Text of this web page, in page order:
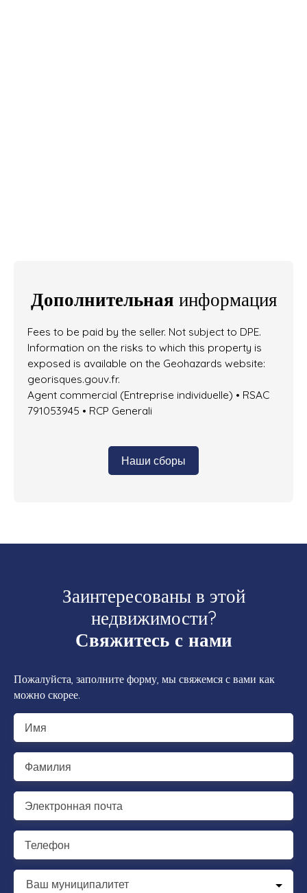
Дополнительная информация
Fees to be paid by the seller. Not subject to DPE.
Information on the risks to which this property is
exposed is available on the Geohazards website:
georisques.gouv.fr.
Agent commercial (Entreprise individuelle) • RSAC
791053945 • RCP Generali
Наши сборы
Заинтересованы в этой
недвижимости?
Свяжитесь с нами
Пожалуйста, заполните форму, мы свяжемся с вами как
можно скорее.
Имя
Фамилия
Электронная почта
Телефон
Ваш муниципалитет